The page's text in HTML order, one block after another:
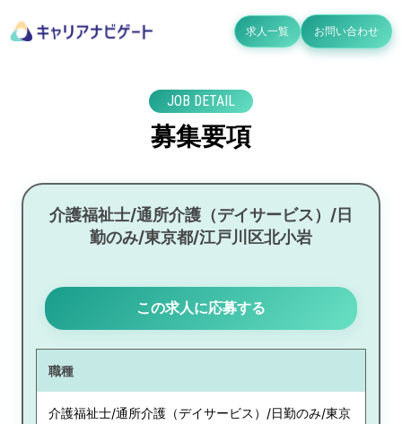
求人一覧 お問い合わせ
JOB DETAIL
募集要項
介護福祉士/通所介護（デイサービス）/日
勤のみ/東京都/江戸川区北小岩
この求人に応募する
職種
介護福祉士/通所介護（デイサービス）/日勤のみ/東京